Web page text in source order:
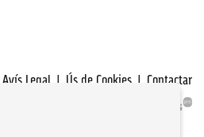
Avís Legal | Ús de Cookies | Contactar